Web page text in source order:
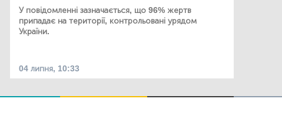
У повідомленні зазначається, що 96% жертв
припадає на території, контрольовані урядом
України.
04 липня, 10:33